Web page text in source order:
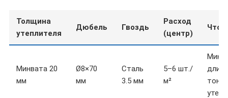
Толщина
утеплителя
Дюбель Гвоздь
Расход
(центр)
Что
Минвата 20
мм
Ø8×70
мм
Сталь
3.5 мм
5–6 шт./
м²